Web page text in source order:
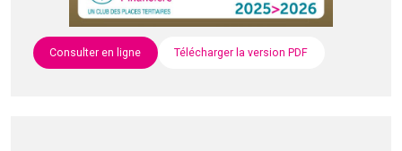
Consulter en ligne Télécharger la version PDF